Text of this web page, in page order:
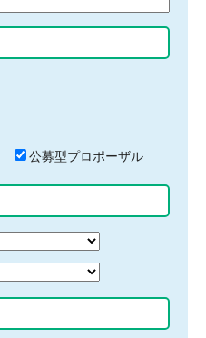
公募型プロポーザル